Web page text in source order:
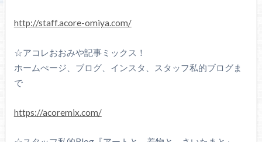
http://staff.acore-omiya.com/
☆アコレおおみや記事ミックス！
ホームぺージ、ブログ、インスタ、スタッフ私的ブログま
で
https://acoremix.com/